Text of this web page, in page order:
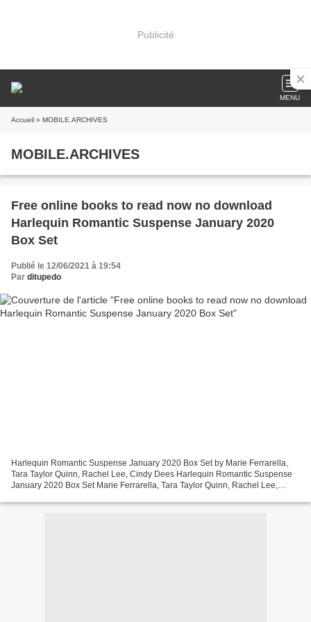
Publicité
MENU
Accueil » MOBILE.ARCHIVES
MOBILE.ARCHIVES
Free online books to read now no download
Harlequin Romantic Suspense January 2020
Box Set
Publié le 12/06/2021 à 19:54
Par ditupedo
Harlequin Romantic Suspense January 2020 Box Set by Marie Ferrarella,
Tara Taylor Quinn, Rachel Lee, Cindy Dees Harlequin Romantic Suspense
January 2020 Box Set Marie Ferrarella, Tara Taylor Quinn, Rachel Lee,